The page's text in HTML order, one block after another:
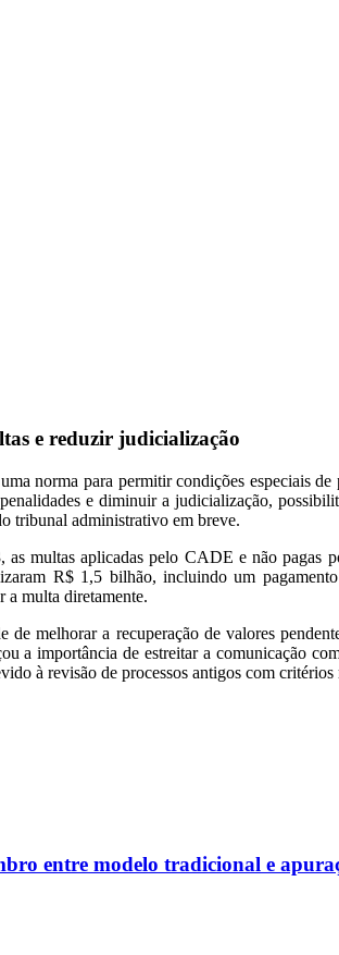
e reduzir judicialização
norma para permitir condições especiais
e diminuir a judicialização,
tribunal administrativo em breve.
multas aplicadas pelo CADE e não pagas
R$ 1,5 bilhão, incluindo um
a multa diretamente.
de melhorar a recuperação de valores
a importância de estreitar a comunicação
à revisão de processos antigos com critérios
entre modelo tradicional e